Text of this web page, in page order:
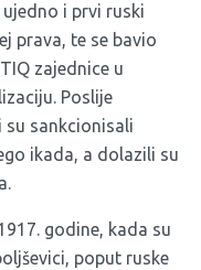
i prvi ruski
prava, te se bavio
zajednice u
Poslije
su sankcionisali
ikada, a dolazili su
godine, kada su
poput ruske